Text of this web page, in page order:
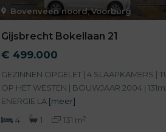
Bovenveen noord,Voorburg
Gijsbrecht Bokellaan 21
€ 499.000
GEZINNEN OPGELET | 4 SLAAPKAMERS |
OP HET WESTEN | BOUWJAAR 2004 |
ENERGIE LA [meer]
4
1 131 m2